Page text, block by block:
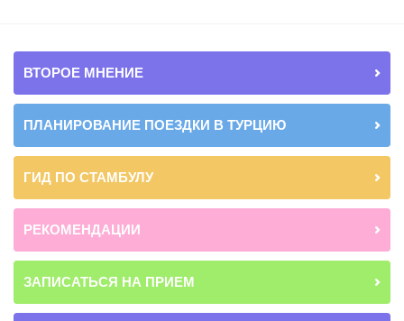
ВТОРОЕ МНЕНИЕ
ПЛАНИРОВАНИЕ ПОЕЗДКИ В ТУРЦИЮ
ГИД ПО СТАМБУЛУ
РЕКОМЕНДАЦИИ
ЗАПИСАТЬСЯ НА ПРИЕМ